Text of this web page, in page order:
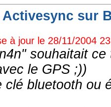
sur
à jour le 28/11/2004
souhaitait
le GPS ;))
clé bluetooth ou